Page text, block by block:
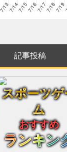
記事投稿
スポーツゲ
ム
おすすめ
ランキン